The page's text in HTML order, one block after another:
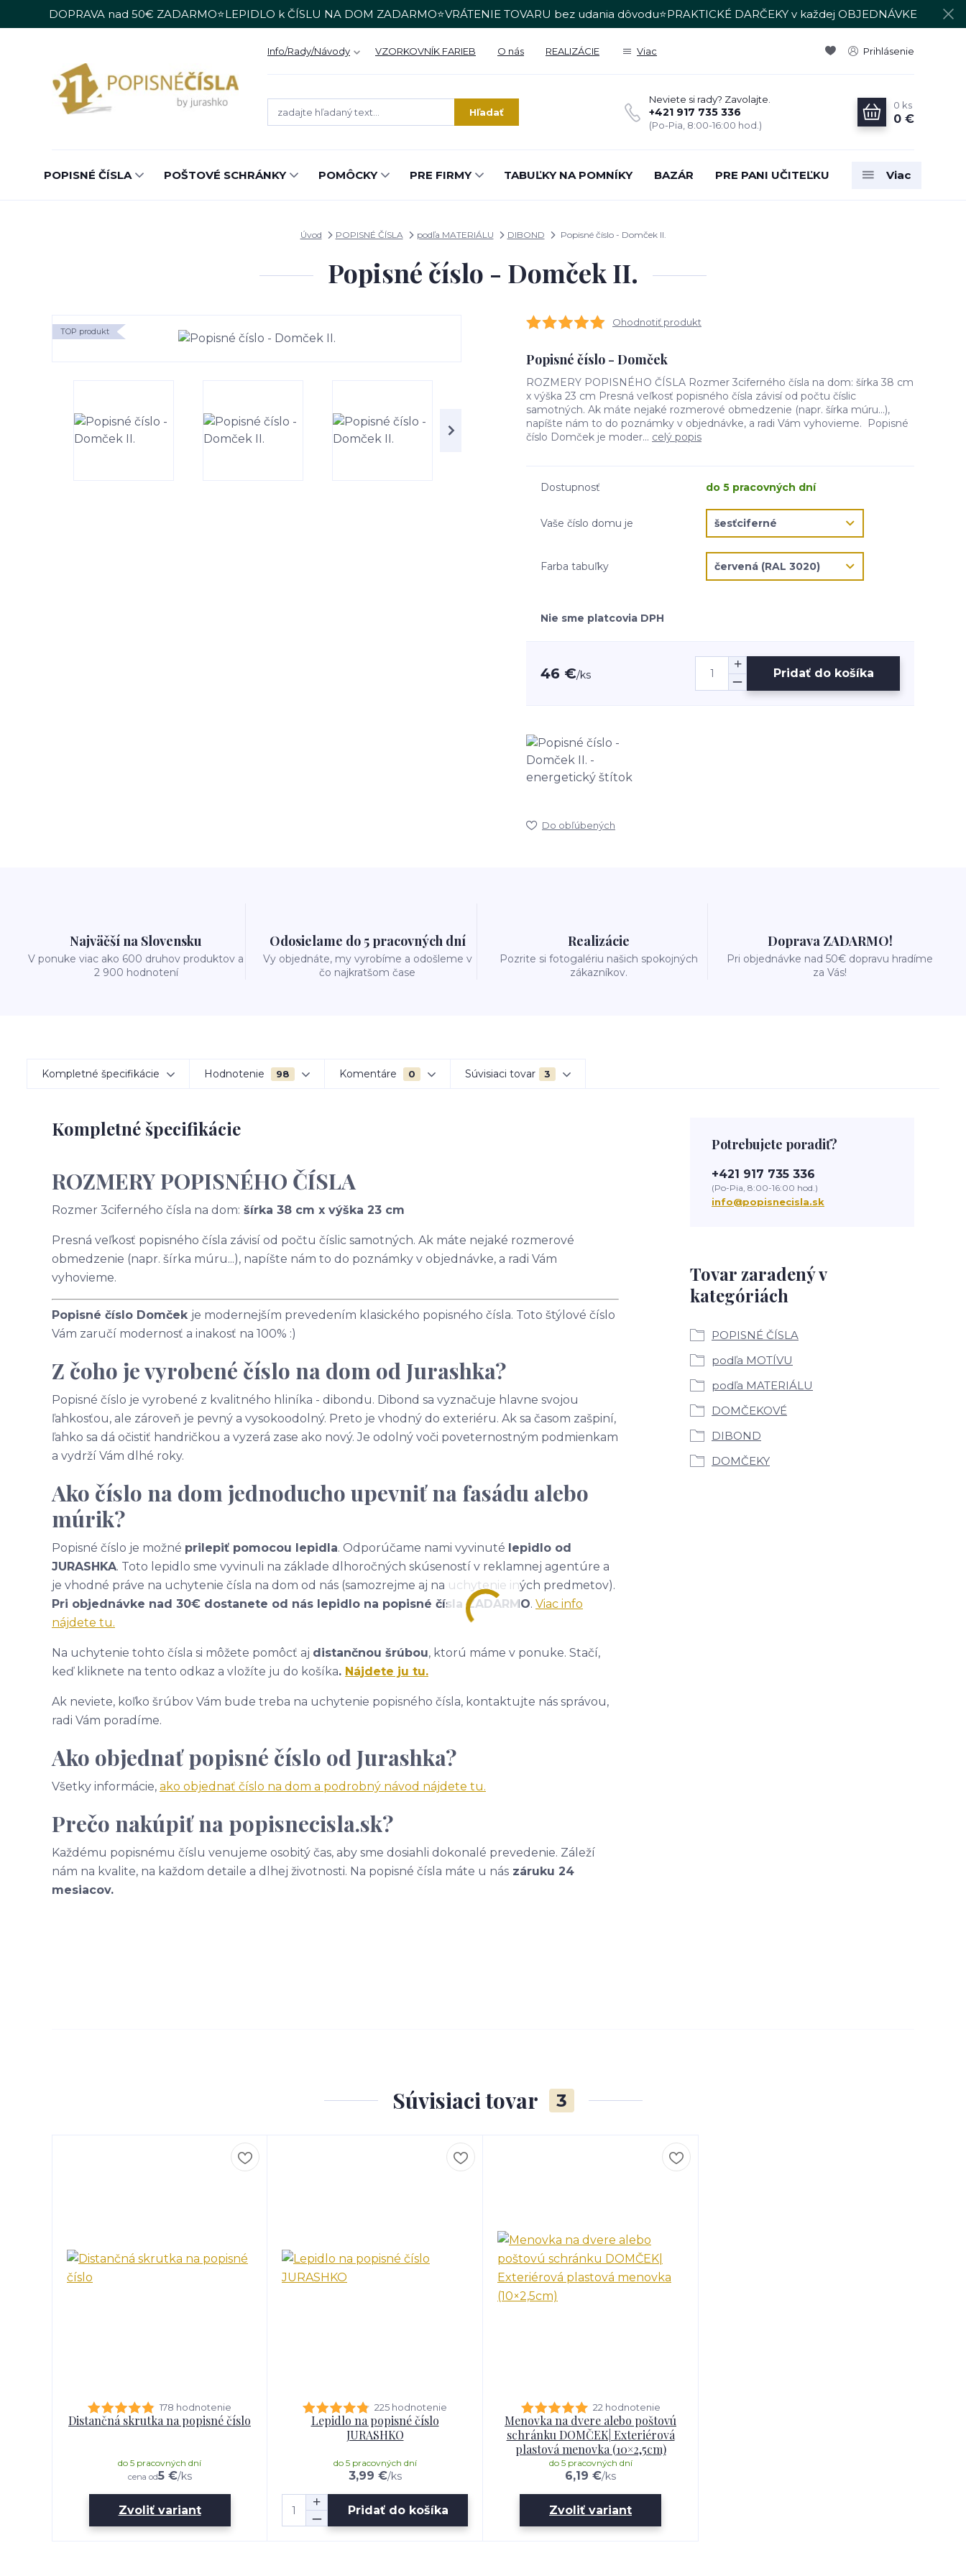
DOPRAVA nad 50€ ZADARMO⭐LEPIDLO k ČÍSLU NA DOM ZADARMO⭐VRÁTENIE TOVARU bez udania dôvodu⭐PRAKTICKÉ DARČEKY v každej OBJEDNÁVKE
Info/Rady/Návody VZORKOVNÍK FARIEB O nás REALIZÁCIE Viac Prihlásenie
Hľadať
Neviete si rady? Zavolajte.
+421 917 735 336
(Po-Pia, 8:00-16:00 hod.)
0 ks
0 €
POPISNÉ ČÍSLA POŠTOVÉ SCHRÁNKY POMÔCKY PRE FIRMY TABUĽKY NA POMNÍKY BAZÁR PRE PANI UČITEĽKU Viac
Úvod POPISNÉ ČÍSLA podľa MATERIÁLU DIBOND Popisné číslo - Domček II.
Popisné číslo - Domček II.
TOP produkt
Ohodnotiť produkt
Popisné číslo - Domček
ROZMERY POPISNÉHO ČÍSLA Rozmer 3ciferného čísla na dom: šírka 38 cm
x výška 23 cm Presná veľkosť popisného čísla závisí od počtu číslic
samotných. Ak máte nejaké rozmerové obmedzenie (napr. šírka múru...),
napíšte nám to do poznámky v objednávke, a radi Vám vyhovieme. Popisné
číslo Domček je moder... celý popis
Dostupnosť do 5 pracovných dní
Vaše číslo domu je
Farba tabuľky
Nie sme platcovia DPH
46 €/ks Pridať do košíka
Do obľúbených
Najväčší na Slovensku
V ponuke viac ako 600 druhov produktov a
2 900 hodnotení
Odosielame do 5 pracovných dní
Vy objednáte, my vyrobíme a odošleme v
čo najkratšom čase
Realizácie
Pozrite si fotogalériu našich spokojných
zákazníkov.
Doprava ZADARMO!
Pri objednávke nad 50€ dopravu hradíme
za Vás!
Kompletné špecifikácie Hodnotenie 98 Komentáre 0 Súvisiaci tovar 3
Kompletné špecifikácie
ROZMERY POPISNÉHO ČÍSLA
Rozmer 3ciferného čísla na dom: šírka 38 cm x výška 23 cm
Presná veľkosť popisného čísla závisí od počtu číslic samotných. Ak máte nejaké rozmerové
obmedzenie (napr. šírka múru...), napíšte nám to do poznámky v objednávke, a radi Vám
vyhovieme.
Popisné číslo Domček je modernejším prevedením klasického popisného čísla. Toto štýlové číslo
Vám zaručí modernosť a inakosť na 100% :)
Z čoho je vyrobené číslo na dom od Jurashka?
Popisné číslo je vyrobené z kvalitného hliníka - dibondu. Dibond sa vyznačuje hlavne svojou
ľahkosťou, ale zároveň je pevný a vysokoodolný. Preto je vhodný do exteriéru. Ak sa časom zašpiní,
ľahko sa dá očistiť handričkou a vyzerá zase ako nový. Je odolný voči poveternostným podmienkam
a vydrží Vám dlhé roky.
Ako číslo na dom jednoducho upevniť na fasádu alebo
múrik?
Popisné číslo je možné prilepiť pomocou lepidla. Odporúčame nami vyvinuté lepidlo od
JURASHKA. Toto lepidlo sme vyvinuli na základe dlhoročných skúseností v reklamnej agentúre a
je vhodné práve na uchytenie čísla na dom od nás (samozrejme aj na uchytenie iných predmetov).
Pri objednávke nad 30€ dostanete od nás lepidlo na popisné čísla ZADARMO. Viac info
nájdete tu.
Na uchytenie tohto čísla si môžete pomôcť aj distančnou šrúbou, ktorú máme v ponuke. Stačí,
keď kliknete na tento odkaz a vložíte ju do košíka. Nájdete ju tu.
Ak neviete, koľko šrúbov Vám bude treba na uchytenie popisného čísla, kontaktujte nás správou,
radi Vám poradíme.
Ako objednať popisné číslo od Jurashka?
Všetky informácie, ako objednať číslo na dom a podrobný návod nájdete tu.
Prečo nakúpiť na popisnecisla.sk?
Každému popisnému číslu venujeme osobitý čas, aby sme dosiahli dokonalé prevedenie. Záleží
nám na kvalite, na každom detaile a dlhej životnosti. Na popisné čísla máte u nás záruku 24
mesiacov.
Tovar zaradený v
kategóriách
POPISNÉ ČÍSLA
podľa MOTÍVU
podľa MATERIÁLU
DOMČEKOVÉ
DIBOND
DOMČEKY
Potrebujete poradiť?
+421 917 735 336
(Po-Pia, 8:00-16:00 hod.)
info@popisnecisla.sk
Súvisiaci tovar 3
178 hodnotenie
Distančná skrutka na popisné číslo
cena od5 €/ks
do 5 pracovných dní
Zvoliť variant
225 hodnotenie
Lepidlo na popisné číslo
JURASHKO
3,99 €/ks
do 5 pracovných dní
Pridať do košíka
22 hodnotenie
Menovka na dvere alebo poštovú
schránku DOMČEK| Exteriérová
plastová menovka (10×2,5cm)
6,19 €/ks
do 5 pracovných dní
Zvoliť variant